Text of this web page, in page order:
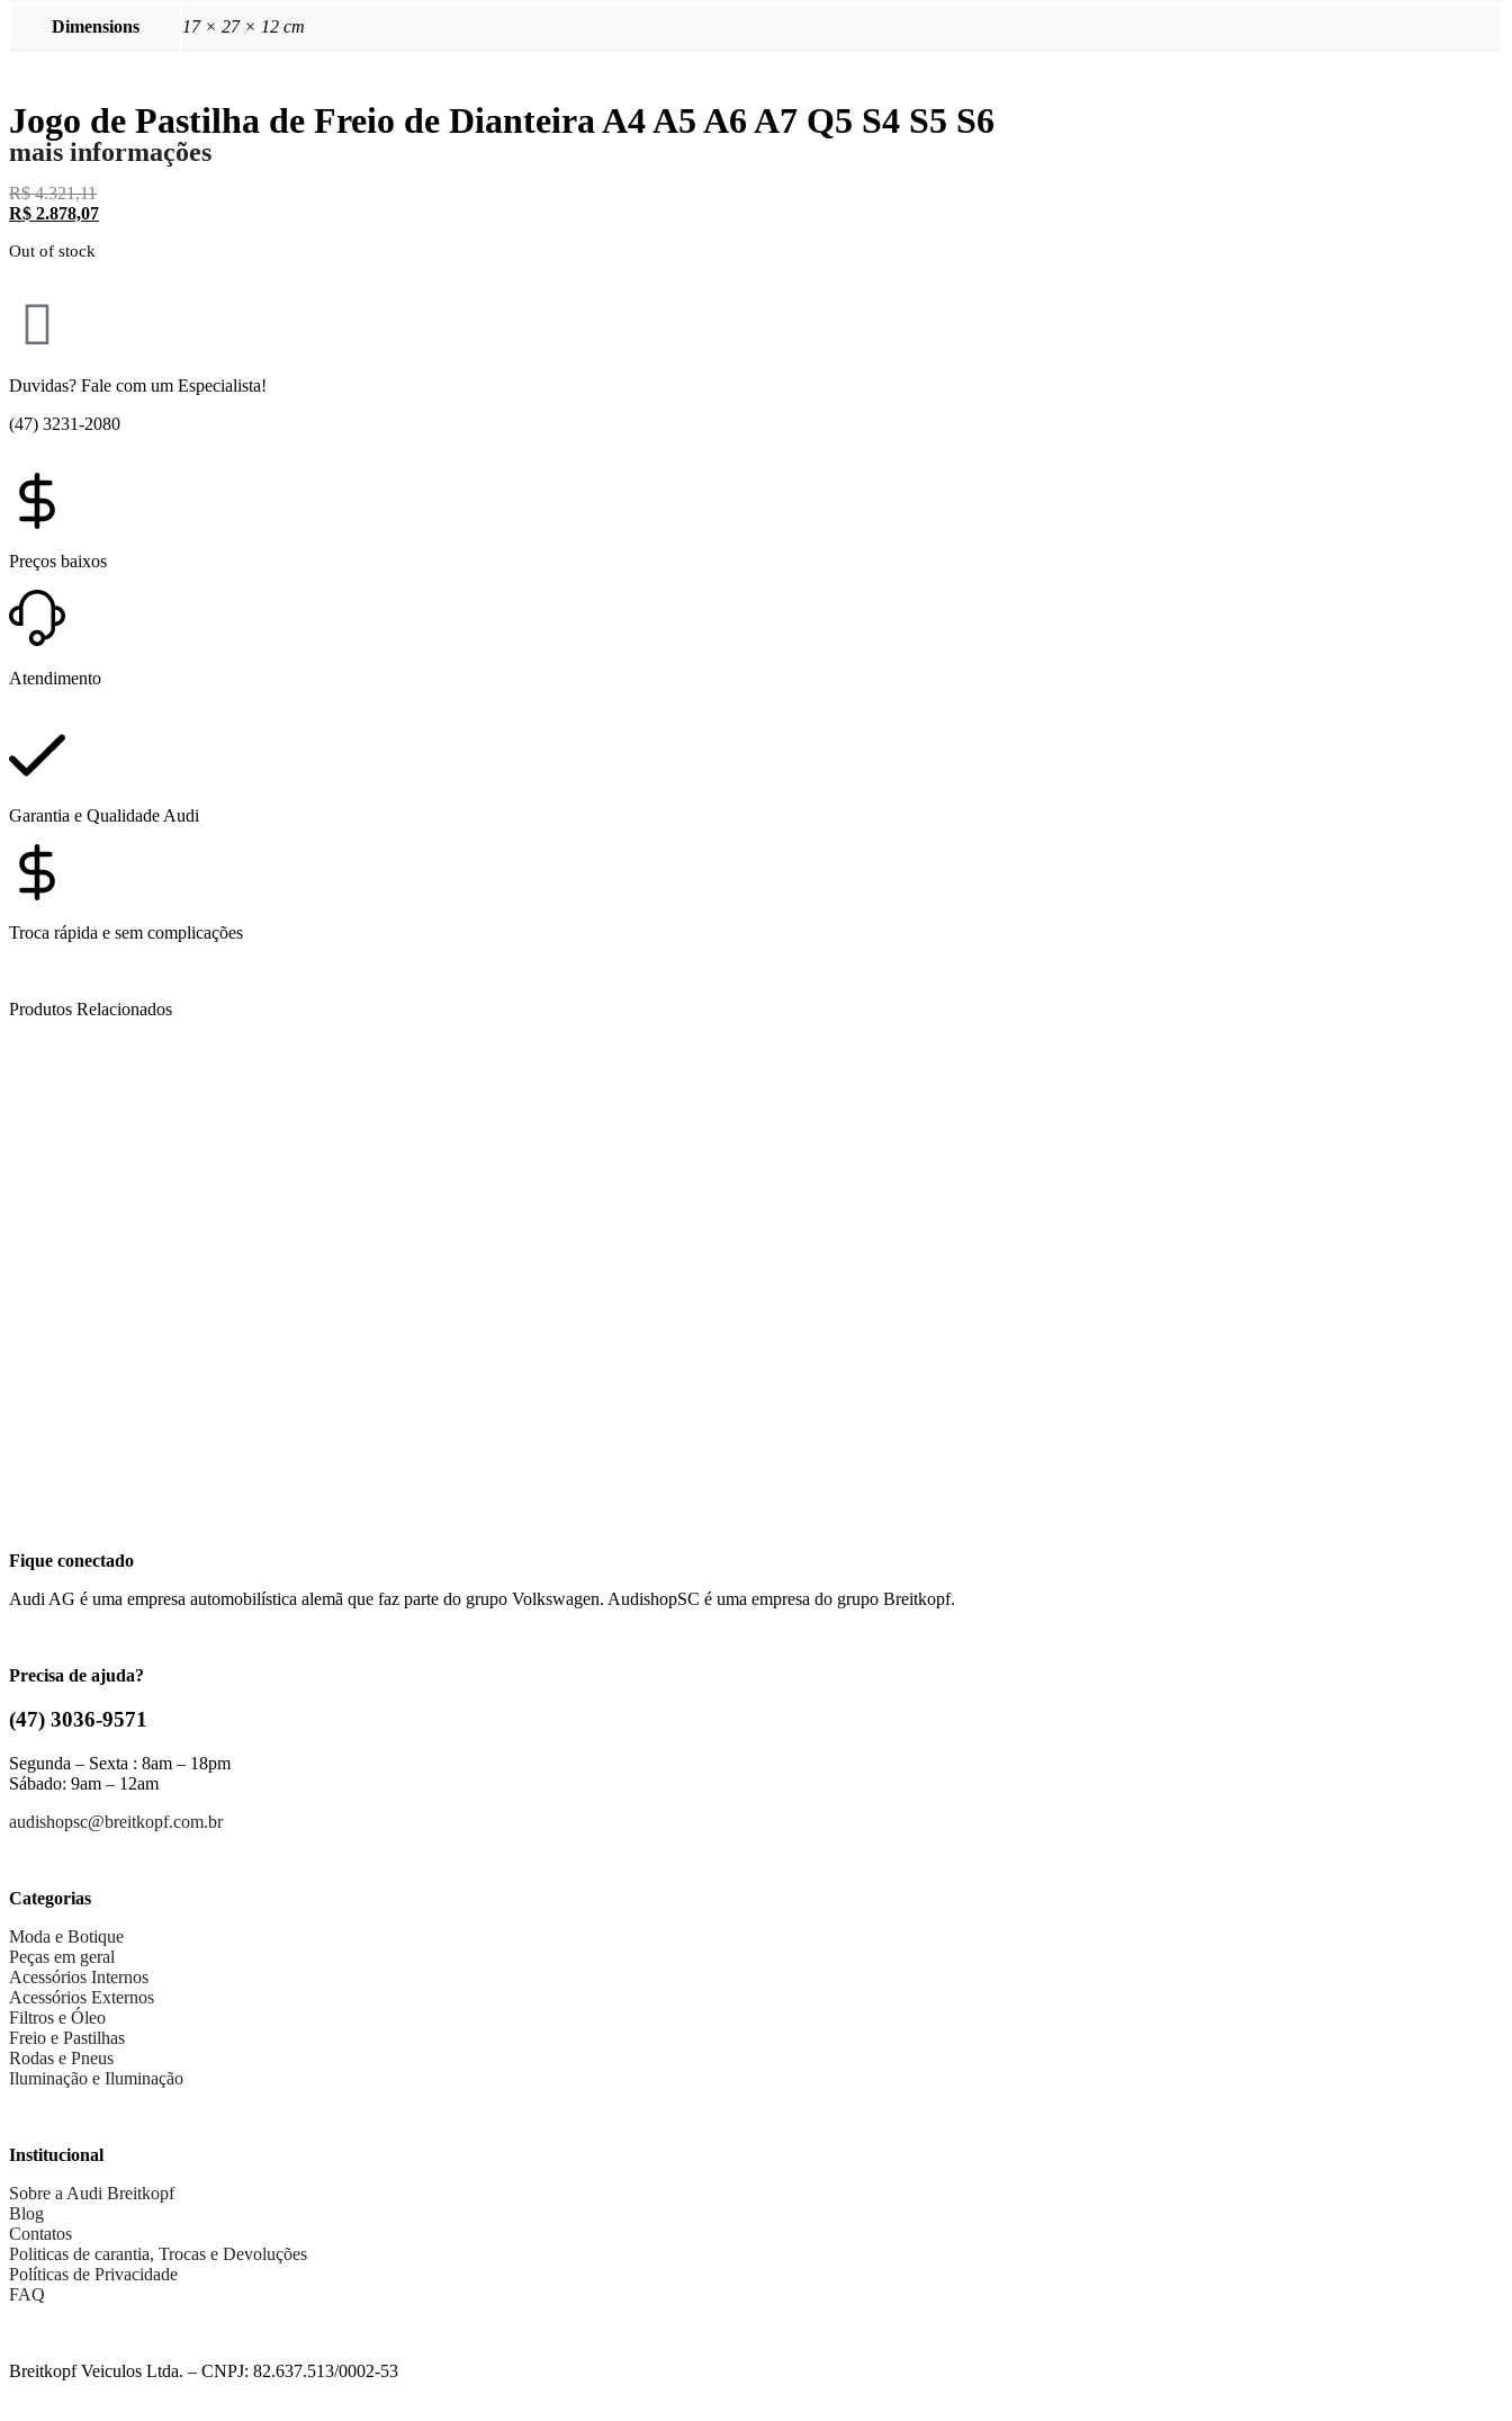
Dimensions 17 × 27 × 12 cm
Jogo de Pastilha de Freio de Dianteira A4 A5 A6 A7 Q5 S4 S5 S6
mais informações
R$4.321,11
R$ 2.878,07
Out of stock
Duvidas? Fale com um Especialista!
(47) 3231-2080
Preços baixos
Atendimento
Garantia e Qualidade Audi
Troca rápida e sem complicações
Produtos Relacionados
Fique conectado
Audi AG é uma empresa automobilística alemã que faz parte do grupo Volkswagen. AudishopSC é uma empresa do grupo Breitkopf.
Precisa de ajuda?
(47) 3036-9571
Segunda – Sexta : 8am – 18pm
Sábado: 9am – 12am
audishopsc@breitkopf.com.br
Categorias
Moda e Botique
Peças em geral
Acessórios Internos
Acessórios Externos
Filtros e Óleo
Freio e Pastilhas
Rodas e Pneus
Iluminação e Iluminação
Institucional
Sobre a Audi Breitkopf
Blog
Contatos
Politicas de carantia, Trocas e Devoluções
Políticas de Privacidade
FAQ
Breitkopf Veiculos Ltda. – CNPJ: 82.637.513/0002-53